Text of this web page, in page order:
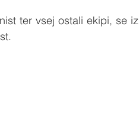
ter vsej ostali ekipi, se iz